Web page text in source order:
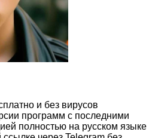
и без вирусов
программ с последними
полностью на русском языке